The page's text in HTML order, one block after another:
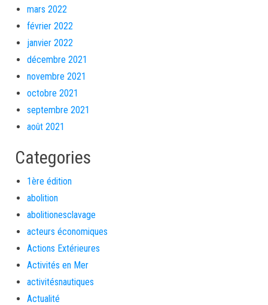
mars 2022
février 2022
janvier 2022
décembre 2021
novembre 2021
octobre 2021
septembre 2021
août 2021
Categories
1ère édition
abolition
abolitionesclavage
acteurs économiques
Actions Extérieures
Activités en Mer
activitésnautiques
Actualité